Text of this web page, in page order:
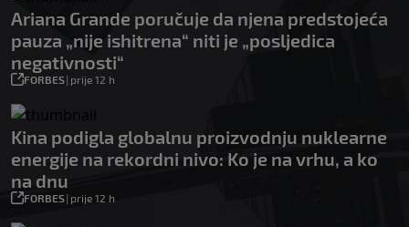
Ariana Grande poručuje da njena predstojeća
pauza „nije ishitrena“ niti je „posljedica
negativnosti“
FORBES| prije 12 h
Kina podigla globalnu proizvodnju nuklearne
energije na rekordni nivo: Ko je na vrhu, a ko
na dnu
FORBES| prije 12 h